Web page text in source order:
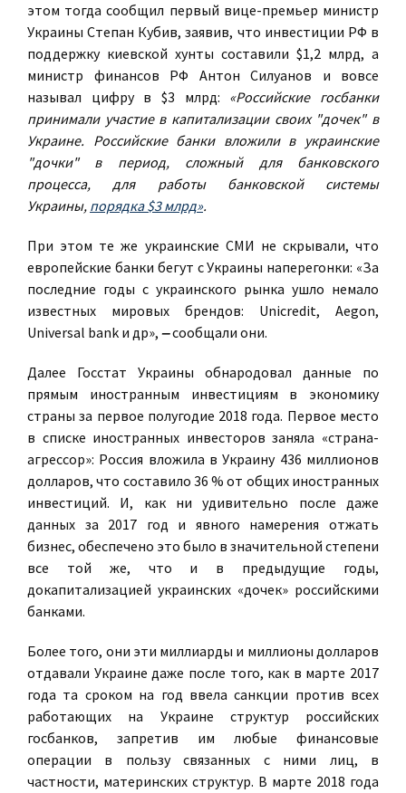
этом тогда сообщил первый вице-премьер министр
Украины Степан Кубив, заявив, что инвестиции РФ в
поддержку киевской хунты составили $1,2 млрд, а
министр финансов РФ Антон Силуанов и вовсе
называл цифру в $3 млрд: «Российские госбанки
принимали участие в капитализации своих "дочек" в
Украине. Российские банки вложили в украинские
"дочки" в период, сложный для банковского
процесса, для работы банковской системы
Украины, порядка $3 млрд».
При этом те же украинские СМИ не скрывали, что
европейские банки бегут с Украины наперегонки: «За
последние годы с украинского рынка ушло немало
известных мировых брендов: Unicredit, Aegon,
Universal bank и др», ‒сообщали они.
Далее Госстат Украины обнародовал данные по
прямым иностранным инвестициям в экономику
страны за первое полугодие 2018 года. Первое место
в списке иностранных инвесторов заняла «страна-
агрессор»: Россия вложила в Украину 436 миллионов
долларов, что составило 36 % от общих иностранных
инвестиций. И, как ни удивительно после даже
данных за 2017 год и явного намерения отжать
бизнес, обеспечено это было в значительной степени
все той же, что и в предыдущие годы,
докапитализацией украинских «дочек» российскими
банками.
Более того, они эти миллиарды и миллионы долларов
отдавали Украине даже после того, как в марте 2017
года та сроком на год ввела санкции против всех
работающих на Украине структур российских
госбанков, запретив им любые финансовые
операции в пользу связанных с ними лиц, в
частности, материнских структур. В марте 2018 года